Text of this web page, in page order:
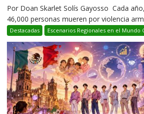
Por Doan Skarlet Solís Gayosso Cada
46,000 personas mueren por violencia
Destacadas Escenarios Regionales en el Mundo